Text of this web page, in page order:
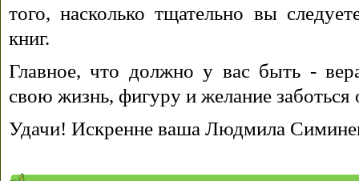
того, насколько тщательно вы
книг.
Главное, что должно у вас быть -
свою жизнь, фигуру и желание заботься
Удачи! Искренне ваша Людмила